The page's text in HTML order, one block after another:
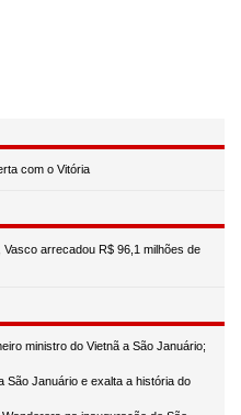
com o Vitória
arrecadou R$ 96,1 milhões de
ministro do Vietnã a São Januário;
São Januário e exalta a história do